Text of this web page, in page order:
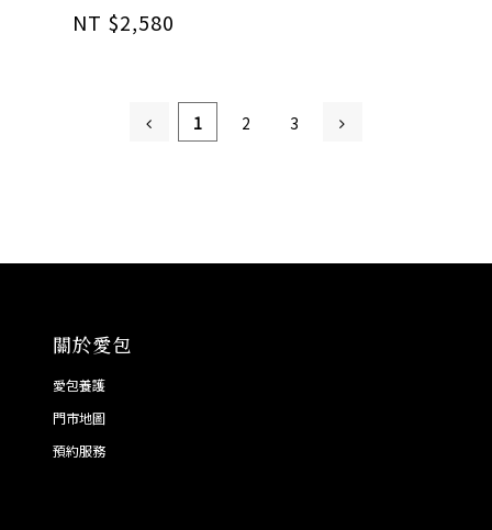
NT $2,580
1 2 3
關於愛包
愛包養護
門市地圖
預約服務